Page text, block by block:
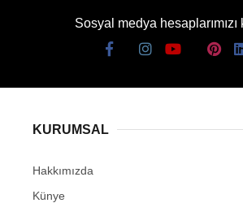
Sosyal medya hesaplarımızı
KURUMSAL
Hakkımızda
Künye